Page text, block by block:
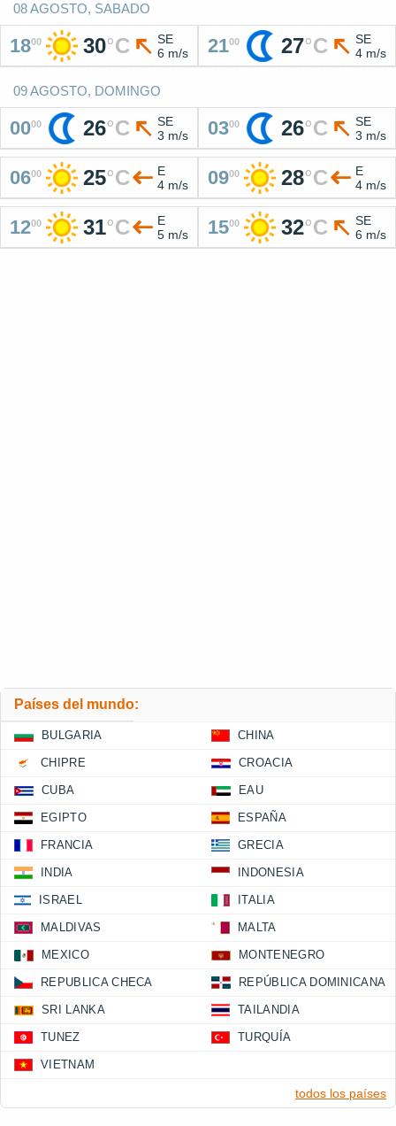
08 AGOSTO, SABADO
1800 30°C
SE
6 m/s
2100 27°C
SE
4 m/s
09 AGOSTO, DOMINGO
0000 26°C
SE
3 m/s
0300 26°C
SE
3 m/s
0600 25°C
E
4 m/s
0900 28°C
E
4 m/s
1200 31°C
E
5 m/s
1500 32°C
SE
6 m/s
Países del mundo:
BULGARIA CHINA
CHIPRE CROACIA
CUBA EAU
EGIPTO ESPAÑA
FRANCIA GRECIA
INDIA INDONESIA
ISRAEL ITALIA
MALDIVAS MALTA
MEXICO MONTENEGRO
REPUBLICA CHECA REPÚBLICA DOMINICANA
SRI LANKA TAILANDIA
TUNEZ TURQUÍA
VIETNAM
todos los países